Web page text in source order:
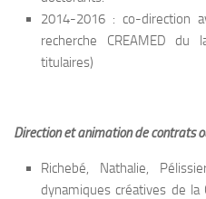
2014-2016 : co-direction
recherche CREAMED du
titulaires)
Direction et animation de contrats
Richebé, Nathalie,
dynamiques créatives de la